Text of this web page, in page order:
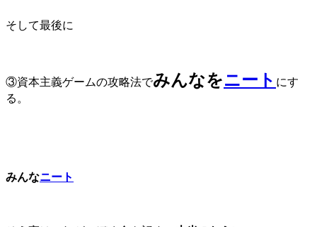
そして最後に
③資本主義ゲームの攻略法でみんなをニート にす
る。
みんなニート